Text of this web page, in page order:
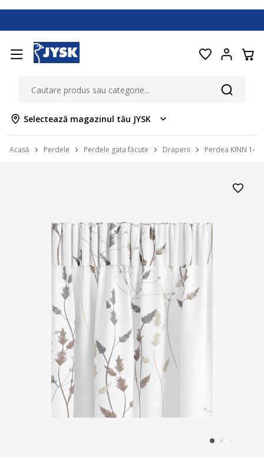
Selectează magazinul tău JYSK
Acasă Perdele Perdele gata făcute Draperii Perdea KINN